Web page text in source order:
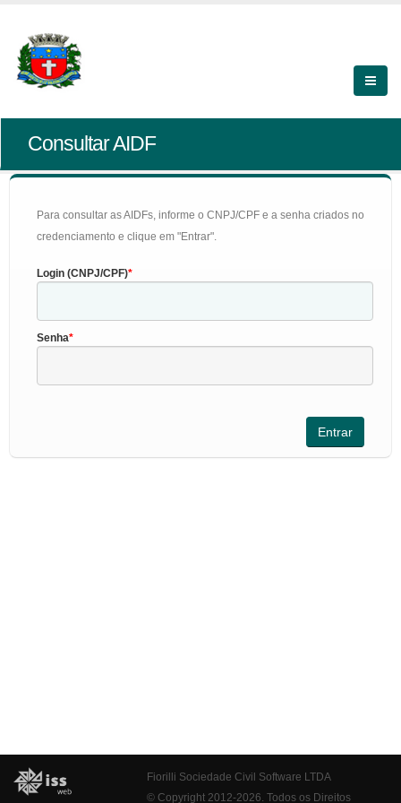
Consultar AIDF
Para consultar as AIDFs, informe o CNPJ/CPF e a senha criados no
credenciamento e clique em "Entrar".
Login (CNPJ/CPF)
Senha
Fiorilli Sociedade Civil Software LTDA
© Copyright 2012-2026. Todos os Direitos